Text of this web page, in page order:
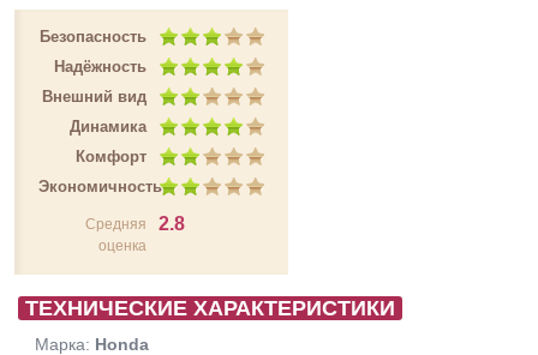
Безопасность
Надёжность
Внешний вид
Динамика
Комфорт
Экономичность
Средняя
оценка
2.8
ТЕХНИЧЕСКИЕ ХАРАКТЕРИСТИКИ
Марка: Honda